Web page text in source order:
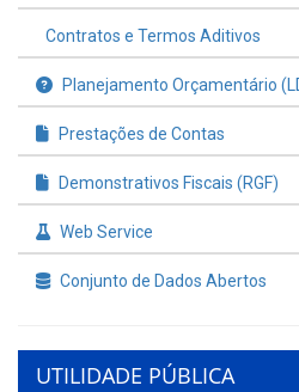
Contratos e Termos Aditivos
Planejamento Orçamentário
Prestações de Contas
Demonstrativos Fiscais (RGF)
Web Service
Conjunto de Dados Abertos
UTILIDADE PÚBLICA